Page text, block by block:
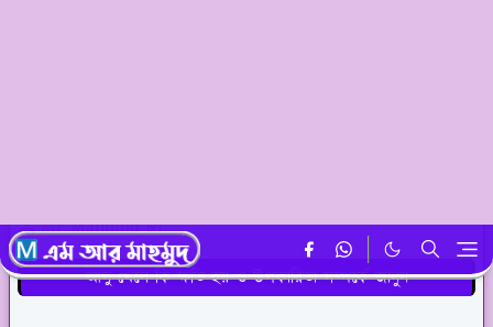
Mr Mahmud ☑️
আলু খেলে কি ক্ষতি হয় ও উপকারিতা সম্পর্কে জানুন